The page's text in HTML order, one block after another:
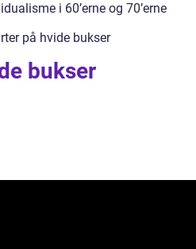
i 60’erne og 70’erne
på hvide bukser
bukser